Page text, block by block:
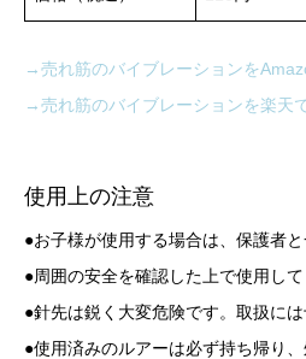
→売れ筋のバイブレーションを
→売れ筋のバイブレーションを楽天
使用上の注意
●お子様が使用する場合は、保護者と
●周囲の安全を確認した上で使用して
●針先は鋭く大変危険です。取扱には
●使用済みのルアーは必ず持ち帰り、